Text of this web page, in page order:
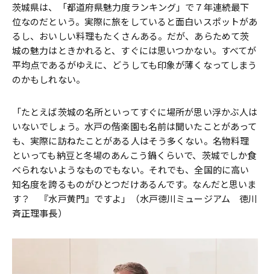
茨城県は、「都道府県魅力度ランキング」で７年連続最下
位なのだという。実際に旅をしていると面白いスポットがあ
るし、おいしい料理もたくさんある。だが、あらためて茨
城の魅力はときかれると、すぐには思いつかない。すべてが
平均点であるがゆえに、どうしても印象が薄くなってしまう
のかもしれない。
「たとえば茨城の名所といってすぐに場所が思い浮かぶ人は
いないでしょう。水戸の偕楽園も名前は聞いたことがあって
も、実際に訪ねたことがある人はそう多くない。名物料理
といっても納豆と冬場のあんこう鍋くらいで、茨城でしか食
べられないようなものでもない。それでも、全国的に高い
知名度を誇るものがひとつだけあるんです。なんだと思いま
す？ 『水戸黄門』ですよ」（水戸徳川ミュージアム 徳川
斉正理事長）